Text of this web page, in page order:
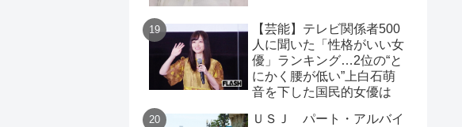
【芸能】テレビ関係者500
人に聞いた「性格がいい女
優」ランキング…2位の“と
にかく腰が低い”上白石萌
音を下した国民的女優は
ＵＳＪ パート・アルバイ